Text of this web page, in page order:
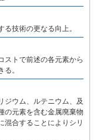
技術の更なる向上。
ストで前述の各元素から
。
ジウム、ルテニウム、及
の元素を含む金属廃棄物
混合することによりシリ